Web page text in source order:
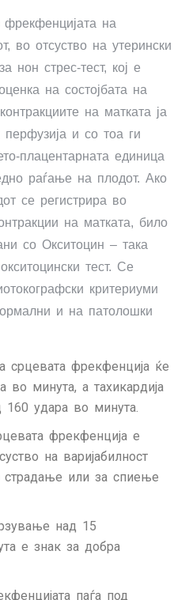
на
во отсуство на утерински
нон стрес-тест, кој е
на состојбата на
на матката ја
перфузија и со тоа ги
плацентарната единица
раѓање на плодот. Ако
се регистрира во
на матката, било
со Окситоцин – така
тест. Се
критериуми
и на патолошки
срцевата фрекфенција ќе
во минута, а тахикардија
160 удара во минута.
фрекфенција е
на варијабилност
страдање или за спиење
над 15
е знак за добра
паѓа под